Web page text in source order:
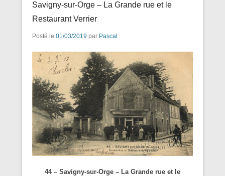
Savigny-sur-Orge – La Grande rue et le
Restaurant Verrier
Posté le 01/03/2019 par Pascal
44 – Savigny-sur-Orge – La Grande rue et le